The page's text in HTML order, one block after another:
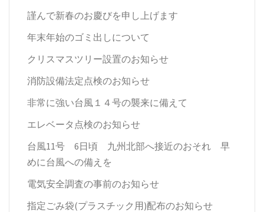
謹んで新春のお慶びを申し上げます
年末年始のゴミ出しについて
クリスマスツリー設置のお知らせ
消防設備法定点検のお知らせ
非常に強い台風１４号の襲来に備えて
エレベータ点検のお知らせ
台風11号 6日頃 九州北部へ接近のおそれ 早
めに台風への備えを
電気安全調査の事前のお知らせ
指定ごみ袋(プラスチック用)配布のお知らせ